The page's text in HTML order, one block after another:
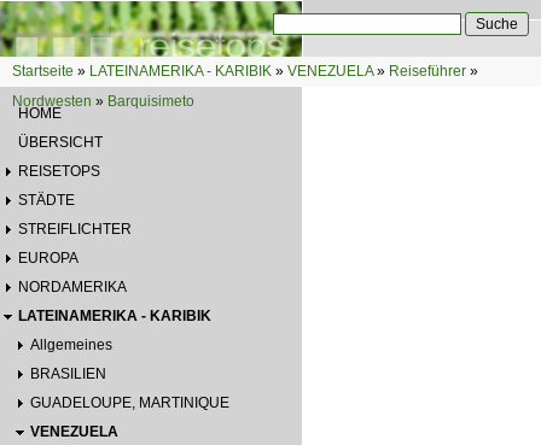
Direkt zum Inhalt
Suchformular
Sie sind hier
Startseite » LATEINAMERIKA - KARIBIK » VENEZUELA» Reiseführer »
Nordwesten » Barquisimeto
HOME
ÜBERSICHT
REISETOPS
STÄDTE
STREIFLICHTER
EUROPA
NORDAMERIKA
LATEINAMERIKA - KARIBIK
Allgemeines
BRASILIEN
GUADELOUPE, MARTINIQUE
VENEZUELA